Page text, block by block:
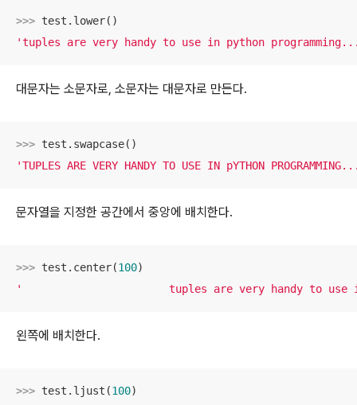
>>>
'tuples are very handy to use in python
대문자는 소문자로, 소문자는 대문자로 만든다.
>>>
'TUPLES ARE VERY HANDY TO USE IN pYTHON
문자열을 지정한 공간에서 중앙에 배치한다.
>>> test.center(100
'                       tuples are very handy to
왼쪽에 배치한다.
>>> test.ljust(100